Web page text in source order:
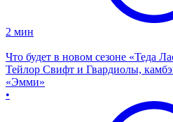
2 мин
Что будет в новом сезоне «Теда
Тейлор Свифт и Гвардиолы,
«Эмми»
•